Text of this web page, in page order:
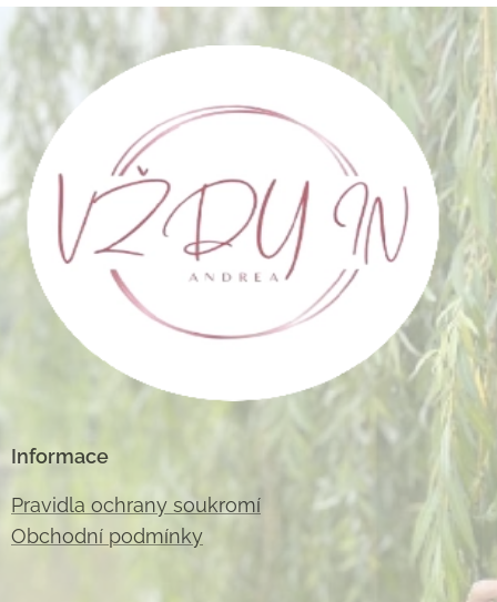
Informace
Pravidla ochrany soukromí
Obchodní podmínky